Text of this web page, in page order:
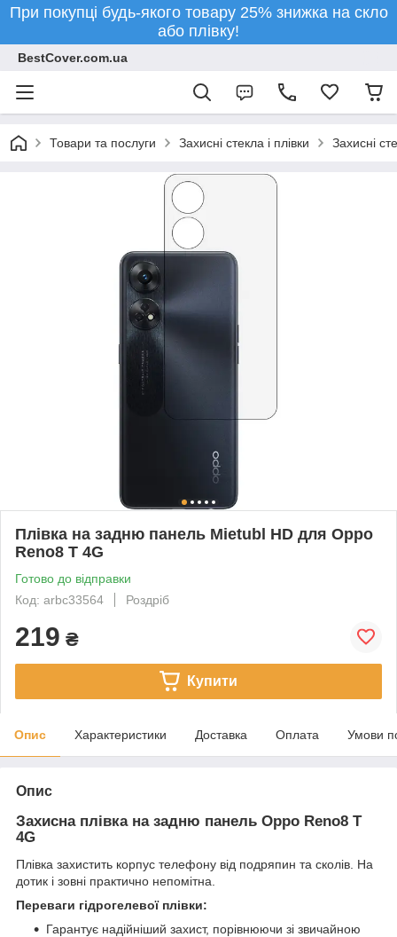
При покупці будь-якого товару 25% знижка на скло
або плівку!
BestCover.com.ua
Товари та послуги Захисні стекла і плівки Захисні
Плівка на задню панель Mietubl HD для Oppo
Reno8 T 4G
Готово до відправки
Код: arbc33564
Роздріб
219 ₴
Купити
Опис Характеристики Доставка Оплата Умови
Опис
Захисна плівка на задню панель Oppo Reno8 T
4G
Плівка захистить корпус телефону від подряпин та сколів. На
дотик і зовні практично непомітна.
Переваги гідрогелевої плівки:
Гарантує надійніший захист, порівнюючи зі звичайною